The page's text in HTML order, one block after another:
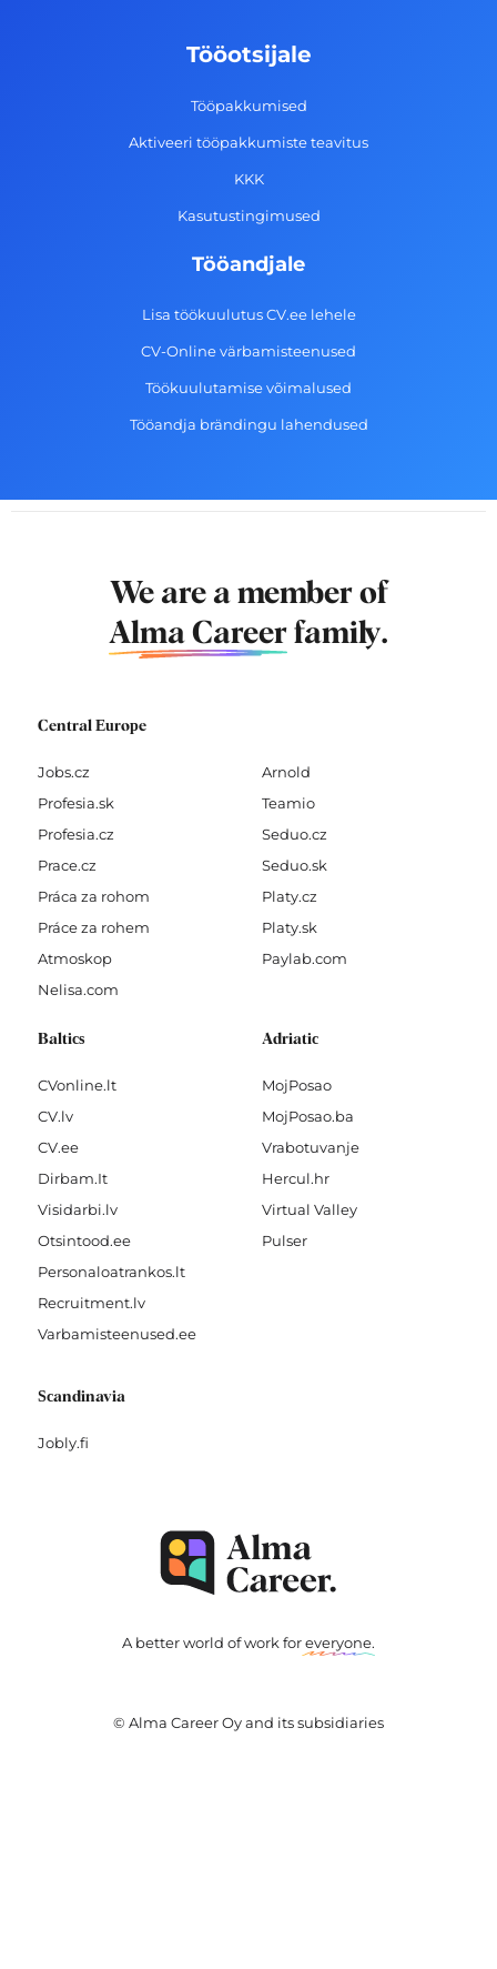
-
g
a
m
d
n
Tööotsijale
Tööpakkumised
Aktiveeri tööpakkumiste teavitus
KKK
Kasutustingimused
Tööandjale
Lisa töökuulutus CV.ee lehele
CV-Online värbamisteenused
Töökuulutamise võimalused
Tööandja brändingu lahendused
We are a member of
Alma Career family.
Central Europe
Jobs.cz
Profesia.sk
Profesia.cz
Prace.cz
Práca za rohom
Práce za rohem
Atmoskop
Nelisa.com
Arnold
Teamio
Seduo.cz
Seduo.sk
Platy.cz
Platy.sk
Paylab.com
Baltics
CVonline.lt
CV.lv
CV.ee
Dirbam.It
Visidarbi.lv
Otsintood.ee
Personaloatrankos.lt
Recruitment.lv
Varbamisteenused.ee
Adriatic
MojPosao
MojPosao.ba
Vrabotuvanje
Hercul.hr
Virtual Valley
Pulser
Scandinavia
Jobly.fi
A better world of work foreveryone.
© Alma Career Oy and its subsidiaries